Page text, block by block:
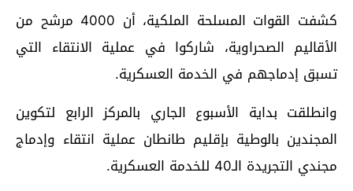
كشفت القوات المسلحة الملكية، أن 4000 مرشح من
الأقاليم الصحراوية، شاركوا في عملية الانتقاء التي
تسبق إدماجهم في الخدمة العسكرية.
وانطلقت بداية الأسبوع الجاري بالمركز الرابع لتكوين
المجندين بالوطية بإقليم طانطان عملية انتقاء وإدماج
مجندي التجريدة الـ40 للخدمة العسكرية.